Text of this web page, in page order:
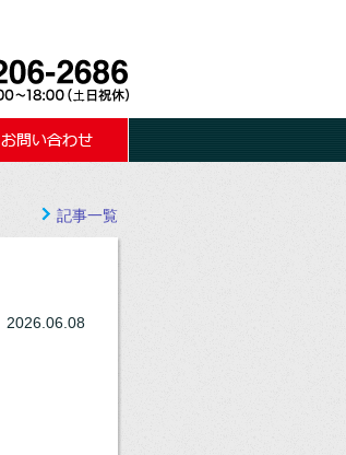
記事一覧
2026.06.08